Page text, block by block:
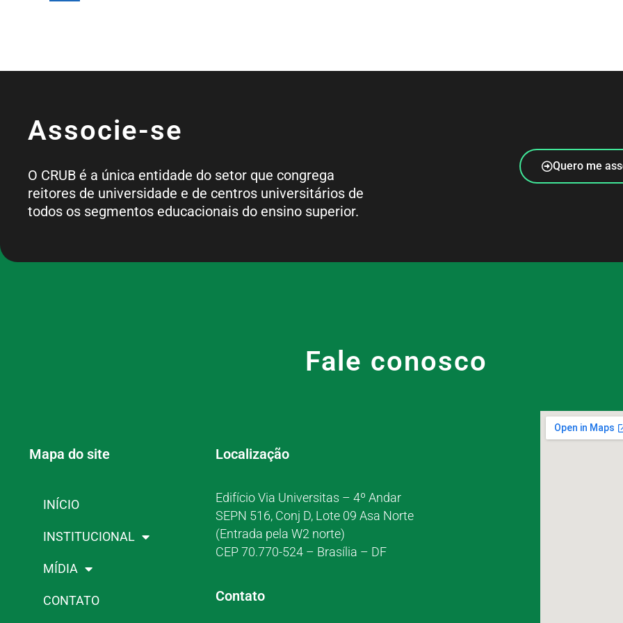
Associe-se
O CRUB é a única entidade do setor que congrega
reitores de universidade e de centros universitários de
todos os segmentos educacionais do ensino superior.
Quero me
Fale conosco
Mapa do site
INÍCIO
INSTITUCIONAL
MÍDIA
CONTATO
Localização
Edifício Via Universitas – 4º Andar
SEPN 516, Conj D, Lote 09 Asa Norte
(Entrada pela W2 norte)
CEP 70.770-524 – Brasília – DF
Contato